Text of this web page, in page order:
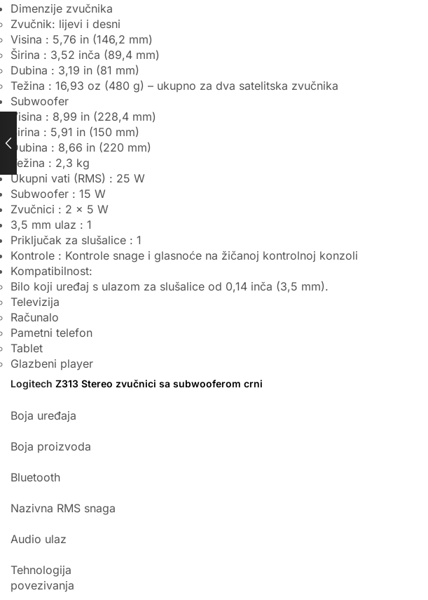
Dimenzije zvučnika
Zvučnik: lijevi i desni
Visina : 5,76 in (146,2 mm)
Širina : 3,52 inča (89,4 mm)
Dubina : 3,19 in (81 mm)
Težina : 16,93 oz (480 g) – ukupno za dva satelitska zvučnika
Subwoofer
Visina : 8,99 in (228,4 mm)
Širina : 5,91 in (150 mm)
Dubina : 8,66 in (220 mm)
Težina : 2,3 kg
Ukupni vati (RMS) : 25 W
Subwoofer : 15 W
Zvučnici : 2 x 5 W
3,5 mm ulaz : 1
Priključak za slušalice : 1
Kontrole : Kontrole snage i glasnoće na žičanoj kontrolnoj konzoli
Kompatibilnost:
Bilo koji uređaj s ulazom za slušalice od 0,14 inča (3,5 mm).
Televizija
Računalo
Pametni telefon
Tablet
Glazbeni player
Logitech Z313 Stereo zvučnici sa subwooferom crni
Boja uređaja
Boja proizvoda
Bluetooth
Nazivna RMS snaga
Audio ulaz
Tehnologija
povezivanja